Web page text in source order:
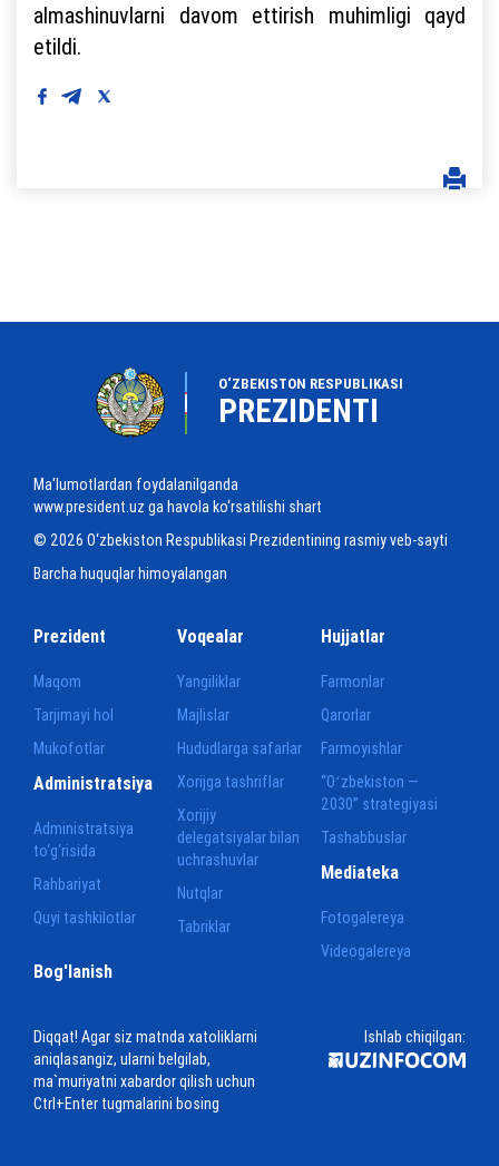
almashinuvlarni davom ettirish muhimligi qayd
etildi.
O‘ZBEKISTON RESPUBLIKASI
PREZIDENTI
Ma'lumotlardan foydalanilganda
www.president.uz ga havola ko‘rsatilishi shart
© 2026 O‘zbekiston Respublikasi Prezidentining rasmiy veb-sayti
Barcha huquqlar himoyalangan
Prezident
Maqom
Tarjimayi hol
Mukofotlar
Voqealar
Yangiliklar
Majlislar
Hududlarga safarlar
Xorijga tashriflar
Xorijiy
delegatsiyalar bilan
uchrashuvlar
Nutqlar
Tabriklar
Hujjatlar
Farmonlar
Qarorlar
Farmoyishlar
“Oʻzbekiston —
2030” strategiyasi
Tashabbuslar
Administratsiya
Administratsiya
to‘g‘risida
Rahbariyat
Quyi tashkilotlar
Mediateka
Fotogalereya
Videogalereya
Bog'lanish
Diqqat! Agar siz matnda xatoliklarni
aniqlasangiz, ularni belgilab,
ma`muriyatni xabardor qilish uchun
Ctrl+Enter tugmalarini bosing
Ishlab chiqilgan: